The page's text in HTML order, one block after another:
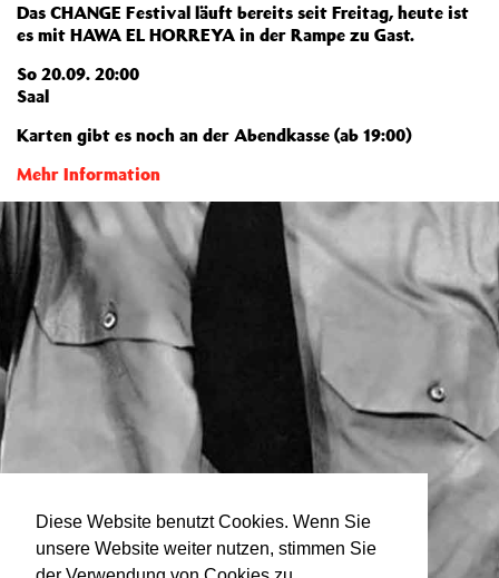
Diese Website benutzt Cookies. Wenn Sie
unsere Website weiter nutzen, stimmen Sie
Das CHANGE Festival läuft bereits seit Freitag, heute ist
es mit HAWA EL HORREYA in der Rampe zu Gast.
So 20.09. 20:00
Saal
Karten gibt es noch an der Abendkasse (ab 19:00)
Mehr Information